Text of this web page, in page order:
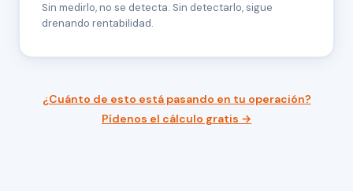
Sin medirlo, no se detecta. Sin detectarlo, sigue
drenando rentabilidad.
¿Cuánto de esto está pasando en tu operación?
Pídenos el cálculo gratis →